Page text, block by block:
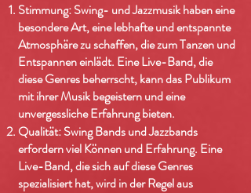
Stimmung: Swing- und Jazzmusik haben eine
besondere Art, eine lebhafte und entspannte
Atmosphäre zu schaffen, die zum Tanzen und
Entspannen einlädt. Eine Live-Band, die
diese Genres beherrscht, kann das Publikum
mit ihrer Musik begeistern und eine
unvergessliche Erfahrung bieten.
Qualität: Swing Bands und Jazzbands
erfordern viel Können und Erfahrung. Eine
Live-Band, die sich auf diese Genres
spezialisiert hat, wird in der Regel aus